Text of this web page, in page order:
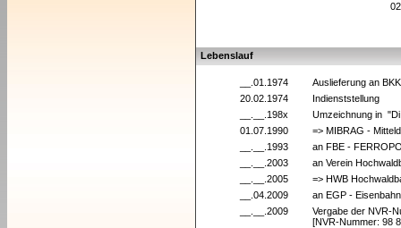
Lebenslauf
__.01.1974
Auslieferung an
20.02.1974
Indienststellung
__.__.198x
Umzeichnung in
01.07.1990
=> MIBRAG -
__.__.1993
an FBE -
__.__.2003
an Verein
__.__.2005
=> HWB
__.04.2009
an EGP -
__.__.2009
Vergabe der NVR-
[NVR-Nummer: 98